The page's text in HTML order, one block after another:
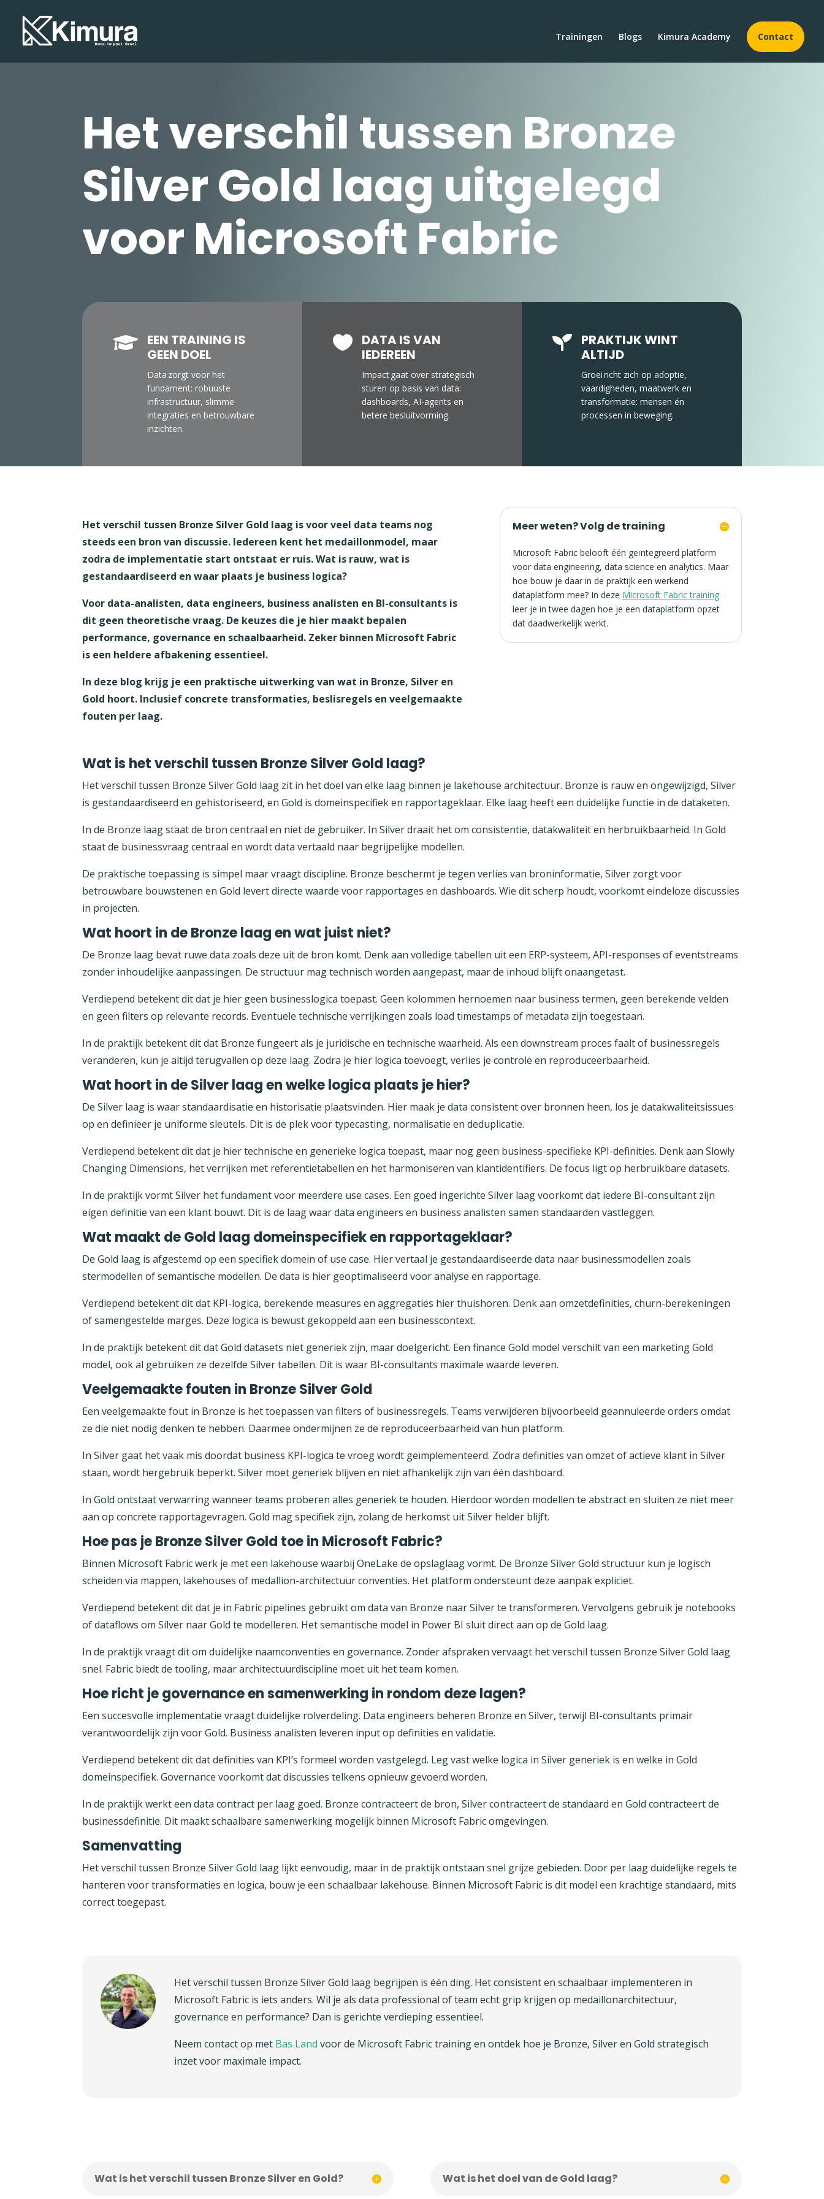
Trainingen Blogs Kimura Academy Contact
Het verschil tussen Bronze
Silver Gold laag uitgelegd
voor Microsoft Fabric
 EEN TRAINING IS
GEEN DOEL
Data zorgt voor het
fundament: robuuste
infrastructuur, slimme
integraties en betrouwbare
inzichten.
 DATA IS VAN
IEDEREEN
Impact gaat over strategisch
sturen op basis van data:
dashboards, AI-agents en
betere besluitvorming.
 PRAKTIJK WINT
ALTIJD
Groei richt zich op adoptie,
vaardigheden, maatwerk en
transformatie: mensen én
processen in beweging.
Het verschil tussen Bronze Silver Gold laag is voor veel data teams nog
steeds een bron van discussie. Iedereen kent het medaillonmodel, maar
zodra de implementatie start ontstaat er ruis. Wat is rauw, wat is
gestandaardiseerd en waar plaats je business logica?
Voor data-analisten, data engineers, business analisten en BI-consultants is
dit geen theoretische vraag. De keuzes die je hier maakt bepalen
performance, governance en schaalbaarheid. Zeker binnen Microsoft Fabric
is een heldere afbakening essentieel.
In deze blog krijg je een praktische uitwerking van wat in Bronze, Silver en
Gold hoort. Inclusief concrete transformaties, beslisregels en veelgemaakte
fouten per laag.
Meer weten? Volg de training
Microsoft Fabric belooft één geïntegreerd platform
voor data engineering, data science en analytics. Maar
hoe bouw je daar in de praktijk een werkend
dataplatform mee? In deze Microsoft Fabric training
leer je in twee dagen hoe je een dataplatform opzet
dat daadwerkelijk werkt.
Wat is het verschil tussen Bronze Silver Gold laag?
Het verschil tussen Bronze Silver Gold laag zit in het doel van elke laag binnen je lakehouse architectuur. Bronze is rauw en ongewijzigd, Silver
is gestandaardiseerd en gehistoriseerd, en Gold is domeinspecifiek en rapportageklaar. Elke laag heeft een duidelijke functie in de dataketen.
In de Bronze laag staat de bron centraal en niet de gebruiker. In Silver draait het om consistentie, datakwaliteit en herbruikbaarheid. In Gold
staat de businessvraag centraal en wordt data vertaald naar begrijpelijke modellen.
De praktische toepassing is simpel maar vraagt discipline. Bronze beschermt je tegen verlies van broninformatie, Silver zorgt voor
betrouwbare bouwstenen en Gold levert directe waarde voor rapportages en dashboards. Wie dit scherp houdt, voorkomt eindeloze discussies
in projecten.
Wat hoort in de Bronze laag en wat juist niet?
De Bronze laag bevat ruwe data zoals deze uit de bron komt. Denk aan volledige tabellen uit een ERP-systeem, API-responses of eventstreams
zonder inhoudelijke aanpassingen. De structuur mag technisch worden aangepast, maar de inhoud blijft onaangetast.
Verdiepend betekent dit dat je hier geen businesslogica toepast. Geen kolommen hernoemen naar business termen, geen berekende velden
en geen filters op relevante records. Eventuele technische verrijkingen zoals load timestamps of metadata zijn toegestaan.
In de praktijk betekent dit dat Bronze fungeert als je juridische en technische waarheid. Als een downstream proces faalt of businessregels
veranderen, kun je altijd terugvallen op deze laag. Zodra je hier logica toevoegt, verlies je controle en reproduceerbaarheid.
Wat hoort in de Silver laag en welke logica plaats je hier?
De Silver laag is waar standaardisatie en historisatie plaatsvinden. Hier maak je data consistent over bronnen heen, los je datakwaliteitsissues
op en definieer je uniforme sleutels. Dit is de plek voor typecasting, normalisatie en deduplicatie.
Verdiepend betekent dit dat je hier technische en generieke logica toepast, maar nog geen business-specifieke KPI-definities. Denk aan Slowly
Changing Dimensions, het verrijken met referentietabellen en het harmoniseren van klantidentifiers. De focus ligt op herbruikbare datasets.
In de praktijk vormt Silver het fundament voor meerdere use cases. Een goed ingerichte Silver laag voorkomt dat iedere BI-consultant zijn
eigen definitie van een klant bouwt. Dit is de laag waar data engineers en business analisten samen standaarden vastleggen.
Wat maakt de Gold laag domeinspecifiek en rapportageklaar?
De Gold laag is afgestemd op een specifiek domein of use case. Hier vertaal je gestandaardiseerde data naar businessmodellen zoals
stermodellen of semantische modellen. De data is hier geoptimaliseerd voor analyse en rapportage.
Verdiepend betekent dit dat KPI-logica, berekende measures en aggregaties hier thuishoren. Denk aan omzetdefinities, churn-berekeningen
of samengestelde marges. Deze logica is bewust gekoppeld aan een businesscontext.
In de praktijk betekent dit dat Gold datasets niet generiek zijn, maar doelgericht. Een finance Gold model verschilt van een marketing Gold
model, ook al gebruiken ze dezelfde Silver tabellen. Dit is waar BI-consultants maximale waarde leveren.
Veelgemaakte fouten in Bronze Silver Gold
Een veelgemaakte fout in Bronze is het toepassen van filters of businessregels. Teams verwijderen bijvoorbeeld geannuleerde orders omdat
ze die niet nodig denken te hebben. Daarmee ondermijnen ze de reproduceerbaarheid van hun platform.
In Silver gaat het vaak mis doordat business KPI-logica te vroeg wordt geïmplementeerd. Zodra definities van omzet of actieve klant in Silver
staan, wordt hergebruik beperkt. Silver moet generiek blijven en niet afhankelijk zijn van één dashboard.
In Gold ontstaat verwarring wanneer teams proberen alles generiek te houden. Hierdoor worden modellen te abstract en sluiten ze niet meer
aan op concrete rapportagevragen. Gold mag specifiek zijn, zolang de herkomst uit Silver helder blijft.
Hoe pas je Bronze Silver Gold toe in Microsoft Fabric?
Binnen Microsoft Fabric werk je met een lakehouse waarbij OneLake de opslaglaag vormt. De Bronze Silver Gold structuur kun je logisch
scheiden via mappen, lakehouses of medallion-architectuur conventies. Het platform ondersteunt deze aanpak expliciet.
Verdiepend betekent dit dat je in Fabric pipelines gebruikt om data van Bronze naar Silver te transformeren. Vervolgens gebruik je notebooks
of dataflows om Silver naar Gold te modelleren. Het semantische model in Power BI sluit direct aan op de Gold laag.
In de praktijk vraagt dit om duidelijke naamconventies en governance. Zonder afspraken vervaagt het verschil tussen Bronze Silver Gold laag
snel. Fabric biedt de tooling, maar architectuurdiscipline moet uit het team komen.
Hoe richt je governance en samenwerking in rondom deze lagen?
Een succesvolle implementatie vraagt duidelijke rolverdeling. Data engineers beheren Bronze en Silver, terwijl BI-consultants primair
verantwoordelijk zijn voor Gold. Business analisten leveren input op definities en validatie.
Verdiepend betekent dit dat definities van KPI’s formeel worden vastgelegd. Leg vast welke logica in Silver generiek is en welke in Gold
domeinspecifiek. Governance voorkomt dat discussies telkens opnieuw gevoerd worden.
In de praktijk werkt een data contract per laag goed. Bronze contracteert de bron, Silver contracteert de standaard en Gold contracteert de
businessdefinitie. Dit maakt schaalbare samenwerking mogelijk binnen Microsoft Fabric omgevingen.
Samenvatting
Het verschil tussen Bronze Silver Gold laag lijkt eenvoudig, maar in de praktijk ontstaan snel grijze gebieden. Door per laag duidelijke regels te
hanteren voor transformaties en logica, bouw je een schaalbaar lakehouse. Binnen Microsoft Fabric is dit model een krachtige standaard, mits
correct toegepast.
Het verschil tussen Bronze Silver Gold laag begrijpen is één ding. Het consistent en schaalbaar implementeren in
Microsoft Fabric is iets anders. Wil je als data professional of team echt grip krijgen op medaillonarchitectuur,
governance en performance? Dan is gerichte verdieping essentieel.
Neem contact op met Bas Land voor de Microsoft Fabric training en ontdek hoe je Bronze, Silver en Gold strategisch
inzet voor maximale impact.
Wat is het verschil tussen Bronze Silver en Gold? Wat is het doel van de Gold laag?